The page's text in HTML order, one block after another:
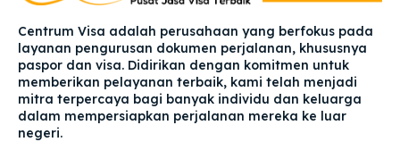
Centrum Visa adalah perusahaan yang berfokus pada
layanan pengurusan dokumen perjalanan, khususnya
paspor dan visa. Didirikan dengan komitmen untuk
memberikan pelayanan terbaik, kami telah menjadi
mitra terpercaya bagi banyak individu dan keluarga
dalam mempersiapkan perjalanan mereka ke luar
negeri.